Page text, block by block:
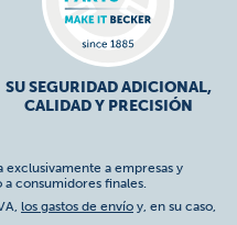
SU SEGURIDAD ADICIONAL,
CALIDAD Y PRECISIÓN
a empresas y
consumidores finales.
los gastos de envío y, en su caso,